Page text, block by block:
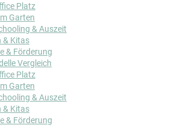
Platz
Garten
& Auszeit
& Kitas
& Förderung
Vergleich
Platz
Garten
& Auszeit
& Kitas
& Förderung